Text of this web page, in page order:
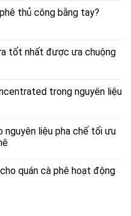
thủ công bằng tay?
tốt nhất được ưa chuộng
trong nguyên liệu
nguyên liệu pha chế tối ưu
quán cà phê hoạt động